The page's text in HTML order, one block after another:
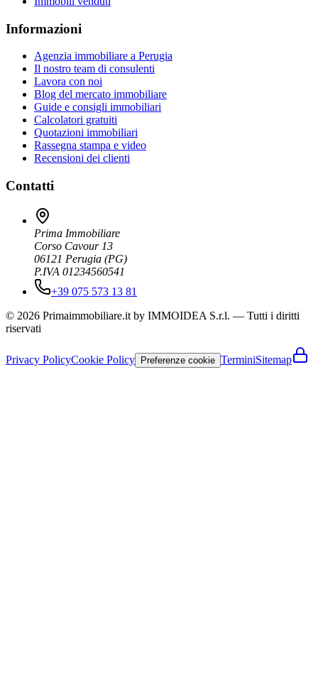
Informazioni
Agenzia immobiliare a Perugia
Il nostro team di consulenti
Lavora con noi
Blog del mercato immobiliare
Guide e consigli immobiliari
Calcolatori gratuiti
Quotazioni immobiliari
Rassegna stampa e video
Recensioni dei clienti
Contatti
Prima Immobiliare
Corso Cavour 13
06121 Perugia (PG)
P.IVA 01234560541
+39 075 573 13 81
© 2026 Primaimmobiliare.it by IMMOIDEA S.r.l. — Tutti i diritti
riservati
Privacy PolicyCookie Policy Preferenze cookie TerminiSitemap